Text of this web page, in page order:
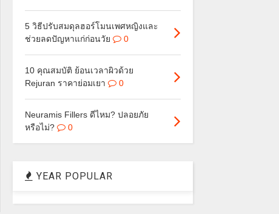
5 วิธีปรับสมดุลฮอร์โมนเพศหญิงและ
ช่วยลดปัญหาแก่ก่อนวัย
0
10 คุณสมบัติ ย้อนเวลาผิวด้วย
Rejuran ราคาย่อมเยา
0
Neuramis Fillers ดีไหม? ปลอยภัย
หรือไม่?
0
YEAR POPULAR